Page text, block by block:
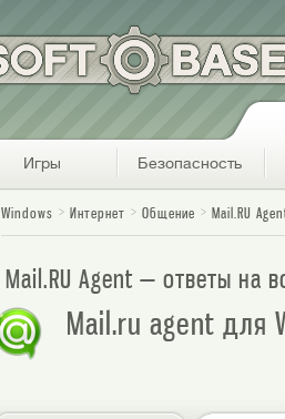
Игры Безопасность
Windows Интернет Общение Mail.RU
Mail.RU Agent — ответы на
Mail.ru agent для